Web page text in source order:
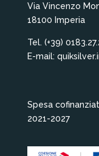
Via Vincenzo
18100 Imperia
Tel. (+39)
E-mail:
Spesa
2021-2027